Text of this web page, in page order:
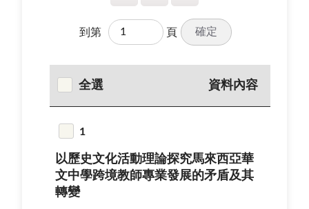
到第 頁 確定
全選 資料內容
1
以歷史文化活動理論探究馬來西亞華
文中學跨境教師專業發展的矛盾及其
轉變